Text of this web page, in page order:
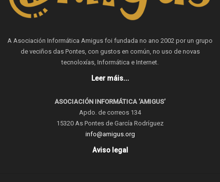
A Asociación Informática Amigus foi fundada no ano 2002 por un grupo
de veciños das Pontes, con gustos en común, no uso de novas
tecnoloxías, Informática e Internet.
Leer máis...
ASOCIACIÓN INFORMÁTICA ‘AMIGUS’
Apdo. de correos 134
15320 As Pontes de García Rodríguez
info@amigus.org
Aviso legal